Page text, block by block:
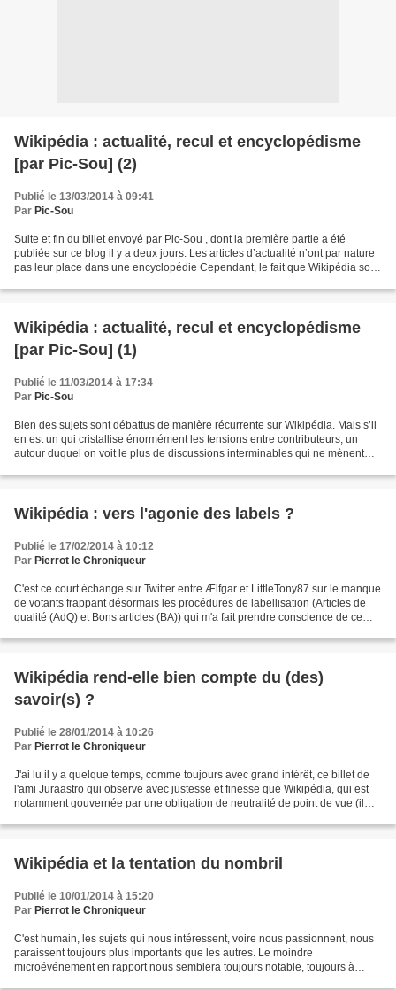
Wikipédia : actualité, recul et encyclopédisme
[par Pic-Sou] (2)
Publié le 13/03/2014 à 09:41
Par Pic-Sou
Suite et fin du billet envoyé par Pic-Sou , dont la première partie a été
publiée sur ce blog il y a deux jours. Les articles d’actualité n’ont par nature
pas leur place dans une encyclopédie Cependant, le fait que Wikipédia soit
Wikipédia : actualité, recul et encyclopédisme
[par Pic-Sou] (1)
Publié le 11/03/2014 à 17:34
Par Pic-Sou
Bien des sujets sont débattus de manière récurrente sur Wikipédia. Mais s’il
en est un qui cristallise énormément les tensions entre contributeurs, un
autour duquel on voit le plus de discussions interminables qui ne mènent
Wikipédia : vers l'agonie des labels ?
Publié le 17/02/2014 à 10:12
Par Pierrot le Chroniqueur
C'est ce court échange sur Twitter entre Ælfgar et LittleTony87 sur le manque
de votants frappant désormais les procédures de labellisation (Articles de
qualité (AdQ) et Bons articles (BA)) qui m'a fait prendre conscience de ce
Wikipédia rend-elle bien compte du (des)
savoir(s) ?
Publié le 28/01/2014 à 10:26
Par Pierrot le Chroniqueur
J'ai lu il y a quelque temps, comme toujours avec grand intérêt, ce billet de
l'ami Juraastro qui observe avec justesse et finesse que Wikipédia, qui est
notamment gouvernée par une obligation de neutralité de point de vue (il
Wikipédia et la tentation du nombril
Publié le 10/01/2014 à 15:20
Par Pierrot le Chroniqueur
C'est humain, les sujets qui nous intéressent, voire nous passionnent, nous
paraissent toujours plus importants que les autres. Le moindre
microévénement en rapport nous semblera toujours notable, toujours à